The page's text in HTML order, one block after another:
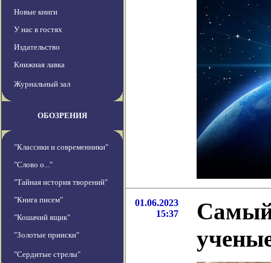
Новые книги
У нас в гостях
Издательство
Книжная лавка
Журнальный зал
ОБОЗРЕНИЯ
"Классики и современники"
"Слово о..."
"Тайная история творений"
"Книга писем"
"Кошачий ящик"
"Золотые прииски"
"Сердитые стрелы"
01.06.2023
15:37
Самый